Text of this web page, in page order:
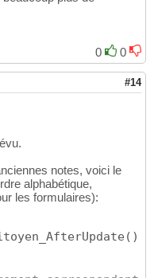
0
0
#14
notes, voici le
alphabétique,
les formulaires):
( )